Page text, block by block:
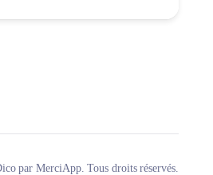
par MerciApp. Tous droits réservés.